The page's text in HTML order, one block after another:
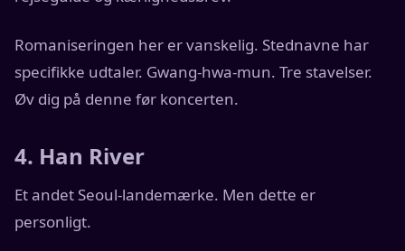
Romaniseringen her er vanskelig. Stednavne har
specifikke udtaler. Gwang-hwa-mun. Tre stavelser.
Øv dig på denne før koncerten.
4. Han River
Et andet Seoul-landemærke. Men dette er
personligt.